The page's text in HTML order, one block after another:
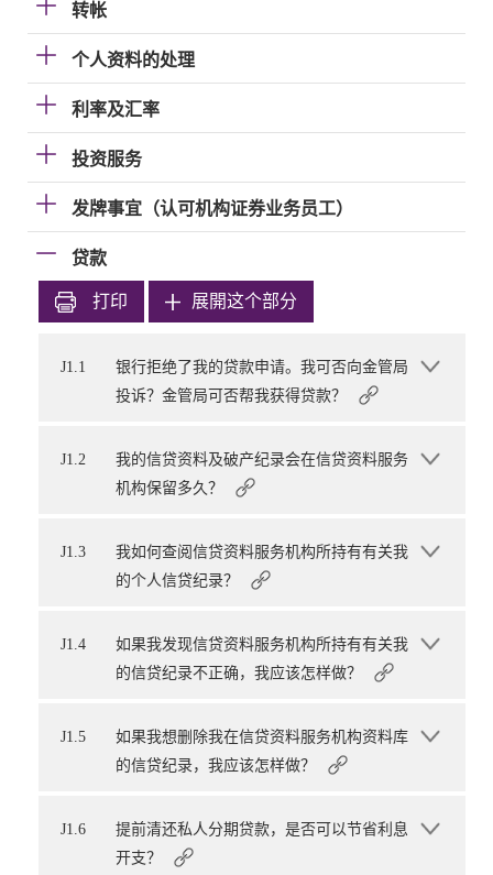
转帐
个人资料的处理
利率及汇率
投资服务
发牌事宜（认可机构证券业务员工）
贷款
打印 展開这个部分
J1.1
银行拒绝了我的贷款申请。我可否向金管局
投诉？金管局可否帮我获得贷款？
J1.2
我的信贷资料及破产纪录会在信贷资料服务
机构保留多久？
J1.3
我如何查阅信贷资料服务机构所持有有关我
的个人信贷纪录？
J1.4
如果我发现信贷资料服务机构所持有有关我
的信贷纪录不正确，我应该怎样做？
J1.5
如果我想删除我在信贷资料服务机构资料库
的信贷纪录，我应该怎样做？
J1.6
提前清还私人分期贷款，是否可以节省利息
开支？